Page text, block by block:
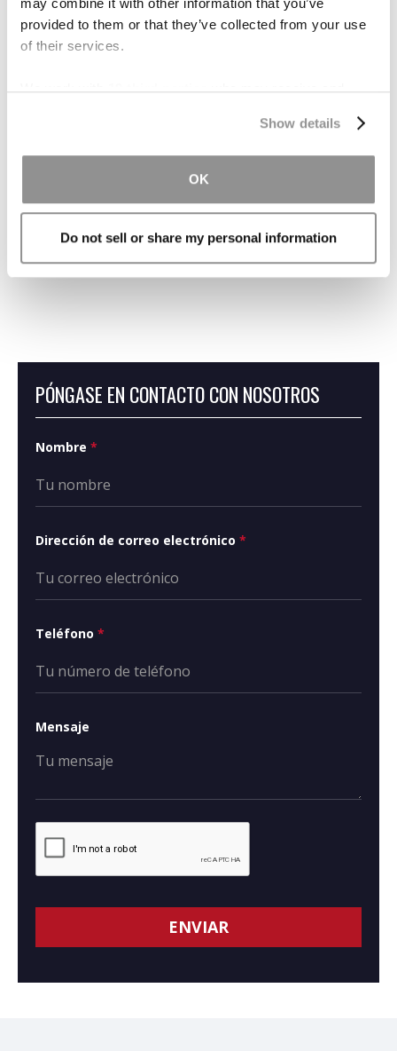
provided to them or that they’ve collected from your use
of their services.
We work with19 third partieswho may receive and
Show details
OK
Do not sell or share my personal information
en casos de expropiación
forzosa?
¿Qué es la condena inversa?
PÓNGASE EN CONTACTO CON NOSOTROS
Nombre *
Dirección de correo electrónico *
Teléfono *
Mensaje